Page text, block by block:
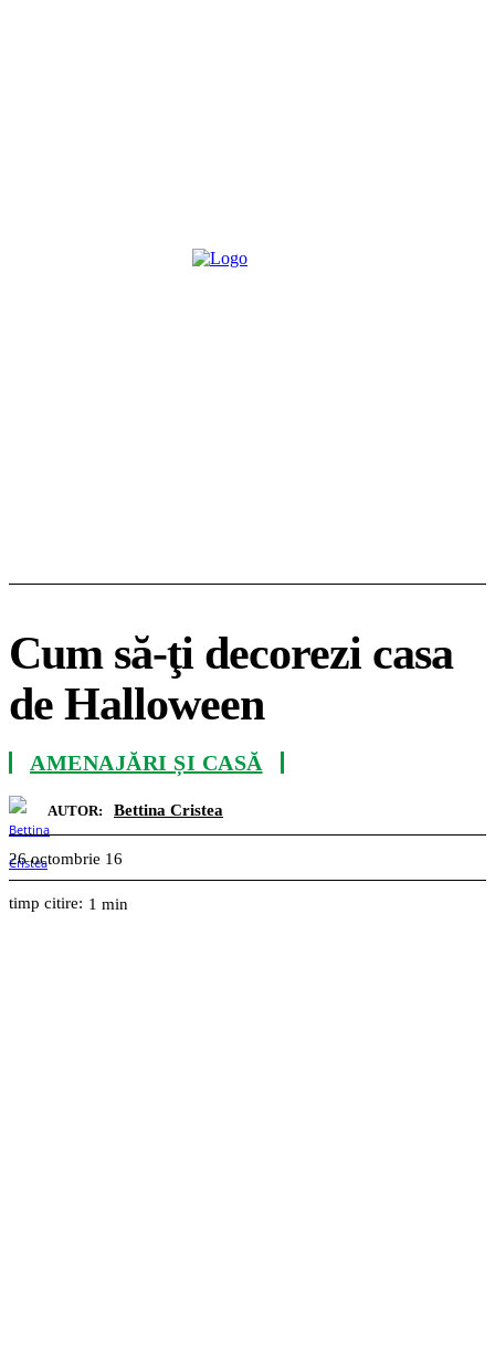
Cum să-ţi decorezi casa
de Halloween
AMENAJĂRI ȘI CASĂ
AUTOR: Bettina Cristea
26 octombrie 16
timp citire: 1 min